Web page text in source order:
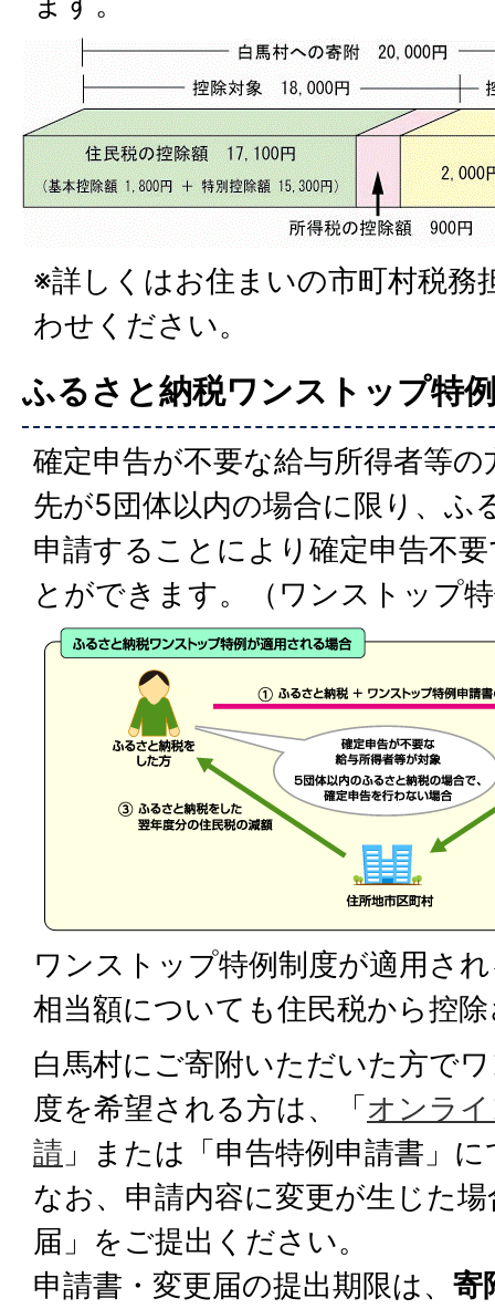
※詳しくはお住まいの市町村税務
わせください。
ふるさと納税ワンストップ特
確定申告が不要な給与所得者等
先が5団体以内の場合に限り、ふ
申請することにより確定申告不
とができます。（ワンストップ
ワンストップ特例制度が適用さ
相当額についても住民税から控
白馬村にご寄附いただいた方で
度を希望される方は、「オンラ
請 」または「申告特例申請書」
なお、申請内容に変更が生じた
届」をご提出ください。
申請書・変更届の提出期限は、 寄